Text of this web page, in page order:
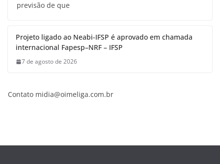
previsão de que
Projeto ligado ao Neabi-IFSP é aprovado em chamada
internacional Fapesp–NRF – IFSP
7 de agosto de 2026
Contato midia@oimeliga.com.br